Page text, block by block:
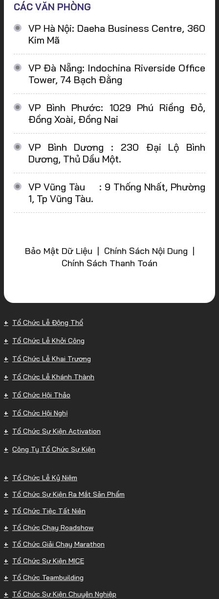
CÁC VĂN PHÒNG
VP Hà Nội: Daeha Business Centre, 360
Kim Mã
VP Đà Nẵng: Indochina Riverside Office
Tower, 74 Bạch Đằng
VP Bình Phước: 1029 Phú Riềng Đỏ,
Đồng Xoài, Đồng Nai
VP Bình Dương : 230 Đại Lộ Bình
Dương, Thủ Dầu Một.
VP Vũng Tàu : 9 Thống Nhất, Phường
1, Tp Vũng Tàu.
Bảo Mật Dữ Liệu | Chính Sách Nội Dung |
Chính Sách Thanh Toán
Tổ Chức Lễ Động Thổ
Tổ Chức Lễ Khởi Công
Tổ Chức Lễ Khai Trương
Tổ Chức Lễ Khánh Thành
Tổ Chức Hội Thảo
Tổ Chức Hội Nghị
Tổ Chức Sự Kiện Activation
Công Ty Tổ Chức Sự Kiện
Tổ Chức Lễ Kỷ Niệm
Tổ Chức Sự Kiện Ra Mắt Sản Phẩm
Tổ Chức Tiệc Tất Niên
Tổ Chức Chạy Roadshow
Tổ Chức Giải Chạy Marathon
Tổ Chức Sự Kiện MICE
Tổ Chức Teambuilding
Tổ Chức Sự Kiện Chuyên Nghiệp